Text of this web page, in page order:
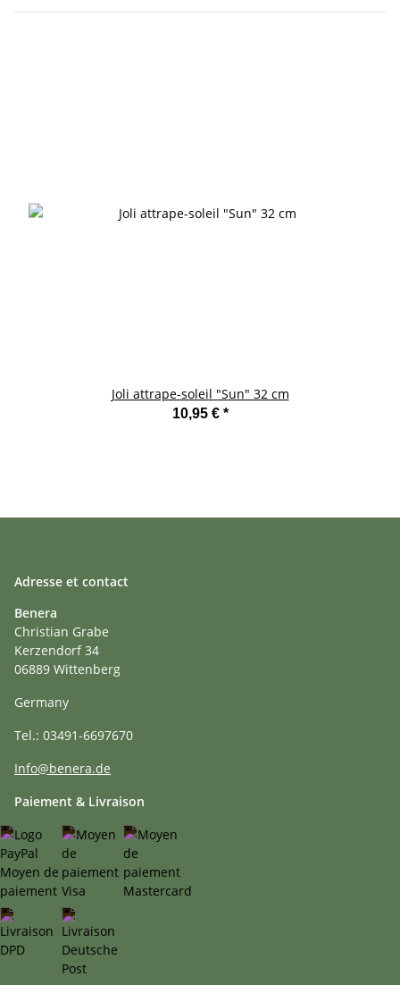
Joli attrape-soleil "Sun" 32 cm
10,95 € *
Adresse et contact
Benera
Christian Grabe
Kerzendorf 34
06889 Wittenberg
Germany
Tel.: 03491-6697670
Info@benera.de
Paiement & Livraison